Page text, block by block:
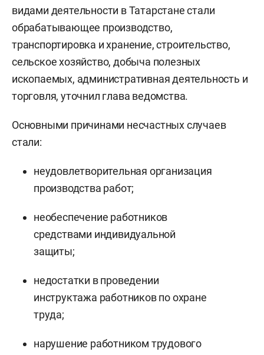
видами деятельности в Татарстане стали
обрабатывающее производство,
транспортировка и хранение, строительство,
сельское хозяйство, добыча полезных
ископаемых, административная деятельность и
торговля, уточнил глава ведомства.
Основными причинами несчастных случаев
стали:
неудовлетворительная организация
производства работ;
необеспечение работников
средствами индивидуальной
защиты;
недостатки в проведении
инструктажа работников по охране
труда;
нарушение работником трудового